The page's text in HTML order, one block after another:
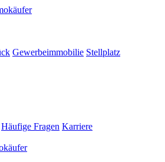
Gewerbeimmobilie Stellplatz
Häufige Fragen Karriere